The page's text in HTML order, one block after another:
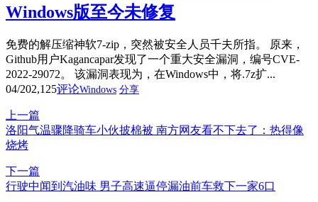
Windows版至今未修复
免费的解压缩神软7-zip，突然被安全人员千夫所指。 原来，
Github用户Kagancapar发现了一个重大安全漏洞，编号CVE-
2022-29072。 该漏洞表现为，在Windows中，将.7z扩...
04/202,125评论Windows 分享
上一篇
洛阳气温骤降骑车小伙披棉被 南方网友看不下去了：热得像
烧烤
下一篇
行驶中闻到汽油味 男子高速逼停漏油前车救下一家6口